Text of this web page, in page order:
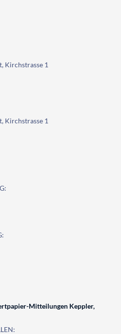
Kirchstrasse 1
Kirchstrasse 1
Mitteilungen Keppler,